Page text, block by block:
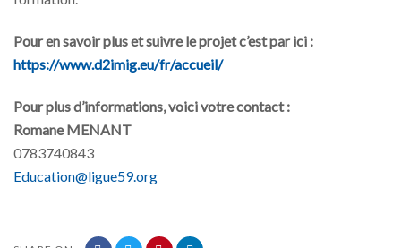
Pour en savoir plus et suivre le projet c’est par ici :
https://www.d2imig.eu/fr/accueil/
Pour plus d’informations, voici votre contact :
Romane MENANT
0783740843
Education@ligue59.org